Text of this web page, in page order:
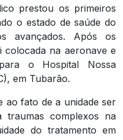
prestou os primeiros
o estado de saúde do
avançados. Após os
colocada na aeronave e
o Hospital Nossa
em Tubarão.
ao fato de a unidade ser
traumas complexos na
do tratamento em